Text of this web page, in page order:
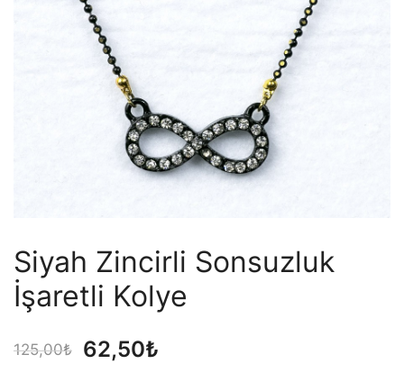
Siyah Zincirli Sonsuzluk
İşaretli Kolye
125,00₺
Orijinal
62,50₺